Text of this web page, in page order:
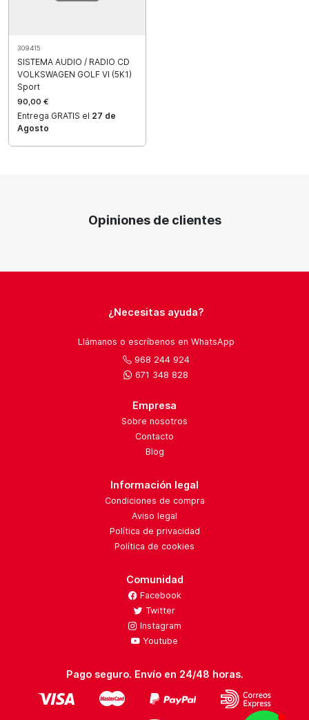
309415
SISTEMA AUDIO / RADIO CD
VOLKSWAGEN GOLF VI (5K1)
Sport
90,00 €
Entrega GRATIS el 27 de
Agosto
Opiniones de clientes
¿Necesitas ayuda?
Llámanos o escríbenos en WhatsApp
968 244 924
671 348 828
Empresa
Sobre nosotros
Contacto
Blog
Información legal
Condiciones de compra
Aviso legal
Política de privacidad
Política de cookies
Comunidad
Facebook
Twitter
Instagram
Youtube
Pago seguro. Envío en 24/48 horas.